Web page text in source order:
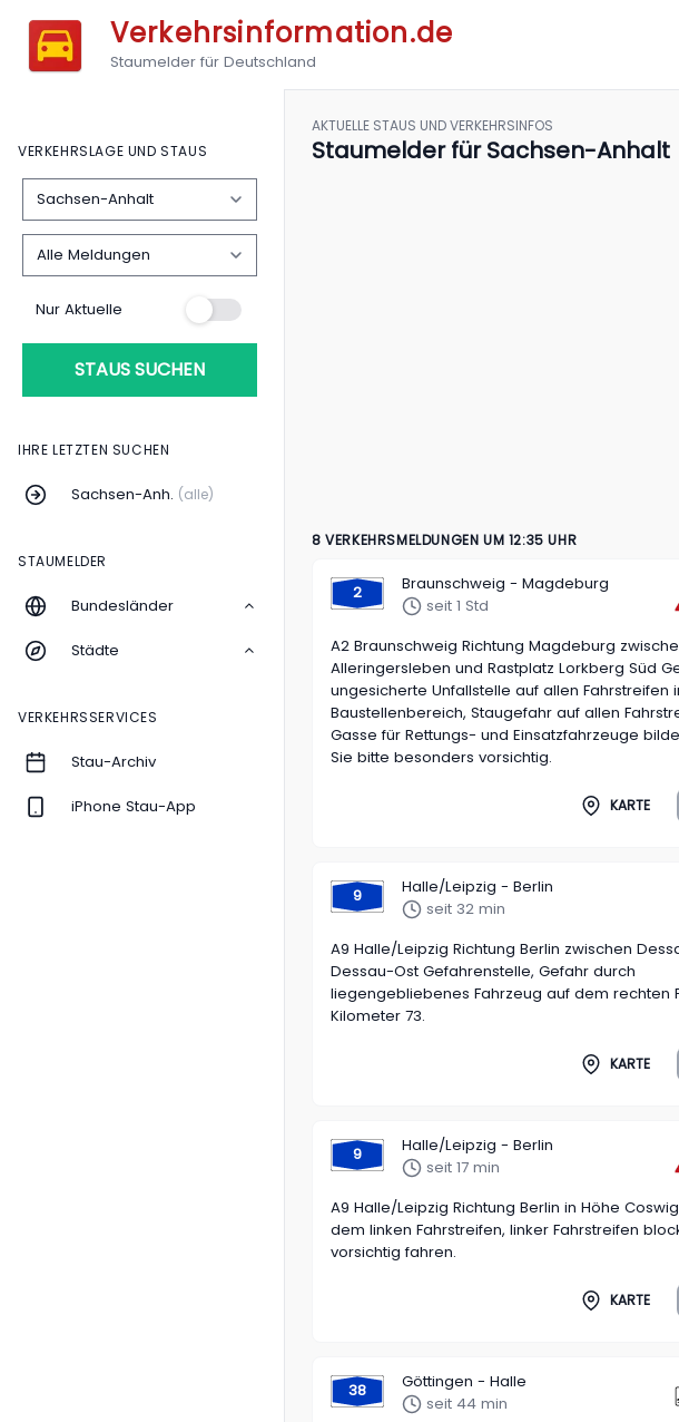
Verkehrsinformation.de
Staumelder für Deutschland
VERKEHRSLAGE UND STAUS
Nur Aktuelle
STAUS SUCHEN
IHRE LETZTEN SUCHEN
Sachsen-Anh. (alle)
STAUMELDER
Bundesländer
Städte
VERKEHRSSERVICES
Stau-Archiv
iPhone Stau-App
AKTUELLE STAUS UND VERKEHRSINFOS
Staumelder für Sachsen-Anhalt
8 VERKEHRSMELDUNGEN UM 12:35 UHR
2
Braunschweig - Magdeburg
seit 1 Std
A2 Braunschweig Richtung Magdeburg
Alleringersleben und Rastplatz Lorkberg Süd
ungesicherte Unfallstelle auf allen Fahrstreifen
Baustellenbereich, Staugefahr auf allen
Gasse für Rettungs- und Einsatzfahrzeuge
Sie bitte besonders vorsichtig.
KARTE
9
Halle/Leipzig - Berlin
seit 32 min
A9 Halle/Leipzig Richtung Berlin zwischen
Dessau-Ost Gefahrenstelle, Gefahr durch
liegengebliebenes Fahrzeug auf dem rechten
Kilometer 73.
KARTE
9
Halle/Leipzig - Berlin
seit 17 min
A9 Halle/Leipzig Richtung Berlin in Höhe
dem linken Fahrstreifen, linker Fahrstreifen
vorsichtig fahren.
KARTE
38
Göttingen - Halle
seit 44 min